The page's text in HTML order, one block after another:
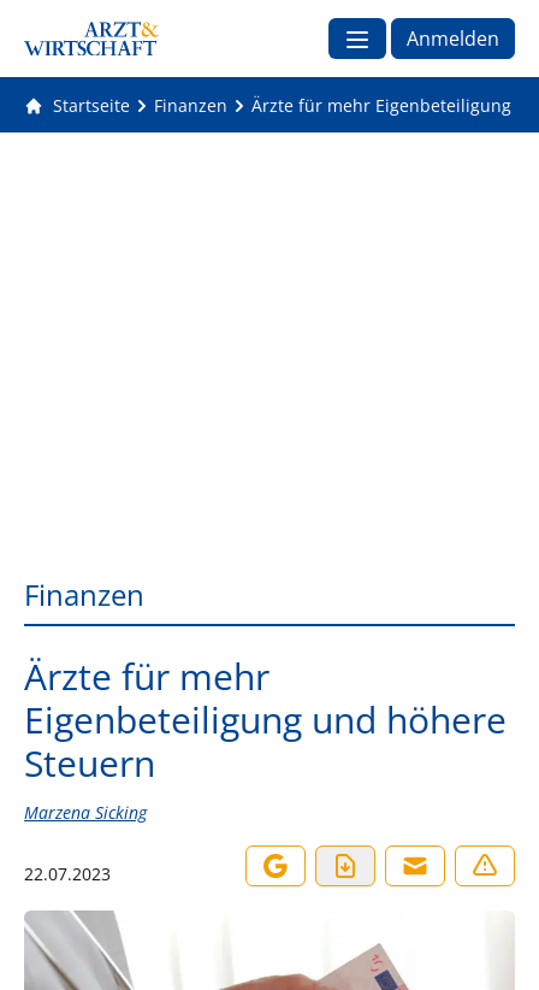
Anmelden
Startseite Finanzen Ärzte für mehr Eigenbeteiligung
Finanzen
Ärzte für mehr
Eigenbeteiligung und höhere
Steuern
Marzena Sicking
22.07.2023